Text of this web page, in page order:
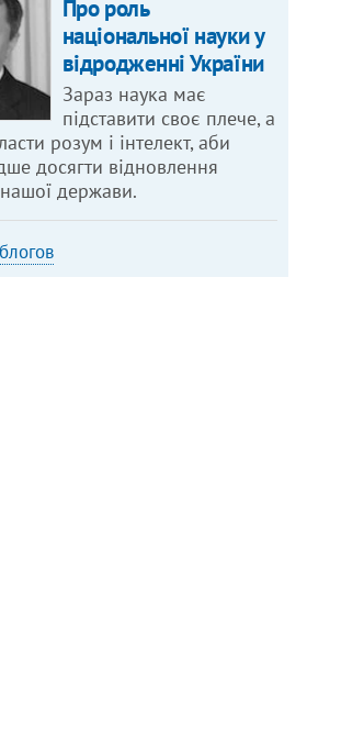
Про роль
національної науки у
відродженні України
Зараз наука має
підставити своє плече, а
розум і інтелект, аби
досягти відновлення
держави.